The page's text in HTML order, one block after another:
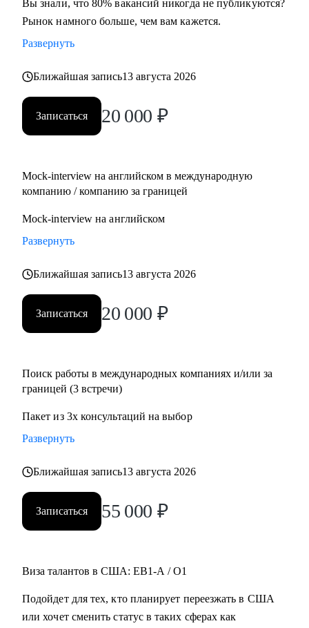
Вы знали, что 80% вакансий никогда не публикуются?
Рынок намного больше, чем вам кажется.
Развернуть
Ближайшая запись13 августа 2026
Записаться 20 000 ₽
Mock-interview на английском в международную
компанию / компанию за границей
Mock-interview на английском
Развернуть
Ближайшая запись13 августа 2026
Записаться 20 000 ₽
Поиск работы в международных компаниях и/или за
границей (3 встречи)
Пакет из 3х консультаций на выбор
Развернуть
Ближайшая запись13 августа 2026
Записаться 55 000 ₽
Виза талантов в США: EB1-A / O1
Подойдет для тех, кто планирует переезжать в США
или хочет сменить статус в таких сферах как